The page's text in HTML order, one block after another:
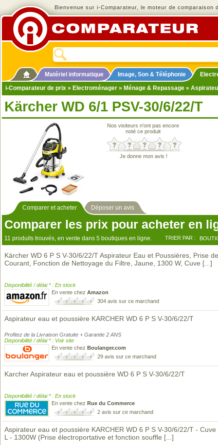
Bienvenue sur i-Comparateur, le moteur de comparaison
Matériel informatique Image, Son & Téléphonie
i-Comparateur de prix » Electroménager » Ménage & Repassage »
Kärcher WD 6/1 PSV-30/6/22/T
Nos visiteurs n'ont pas encore
noté ce produit
Je donne mon avis !
Comparer et acheter Déposer un avis
Comparer les prix pour acheter en
11 produits trouvés, en vente dans 5 boutiques en ligne. TRIER PAR :
Kärcher WD 6 P S V-30/6/22/T Aspirateur Eau et Poussières, Prise de
Courant, Fonction de Nettoyage du Filtre, Jaune, 1300 W, Cuve [...]
Disponibilité / délai * : En stock
En vente chez Amazon
304 avis sur ce marchand
Aspirateur eau et poussière KARCHER WD 6 P S V-30/6/22/T
Profitez de la Livraison Gratuite + Garantie 2 ANS
Disponibilité / délai * : Voir site
En vente chez Boulanger.com
29 avis sur ce marchand
Karcher Aspirateur eau et poussière WD 6 P S V-30/6/22/T
Disponibilité / délai * : En stock
En vente chez Rue du Commerce
2 avis sur ce marchand
Aspirateur eau et poussière KARCHER WD 6 P S V-30/6/22/T - Cuve
L - 1300W (Prise électroportative et fonction souffle [...]